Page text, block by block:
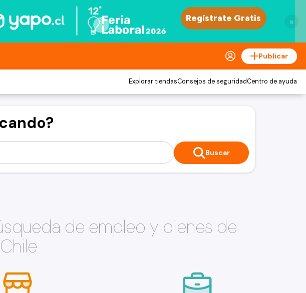
×
Publicar
Explorar tiendasConsejos de seguridadCentro de ayuda
Buscar
de empleo y bienes de